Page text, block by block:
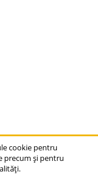
cookie pentru
precum și pentru